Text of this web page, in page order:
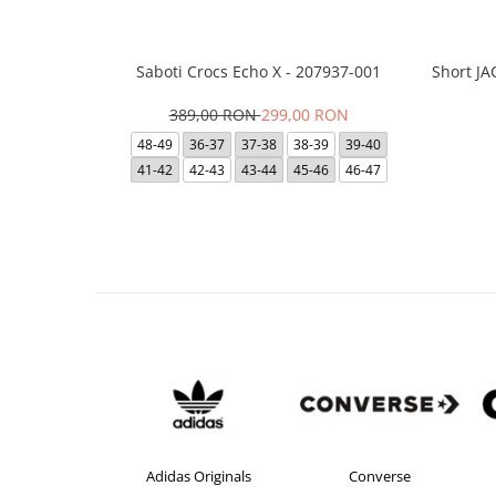
Saboti Crocs Echo X - 207937-001
389,00 RON299,00 RON
48-49 36-37 37-38 38-39
39-40
41-42
42-43 43-44 45-46 46-47
Short
Adidas Originals Converse